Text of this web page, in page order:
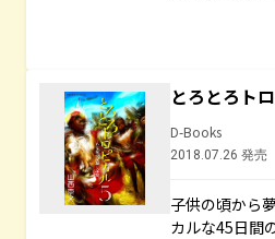
とろとろト
D-Books
2018.07.26 発売
子供の頃から
カルな45日間